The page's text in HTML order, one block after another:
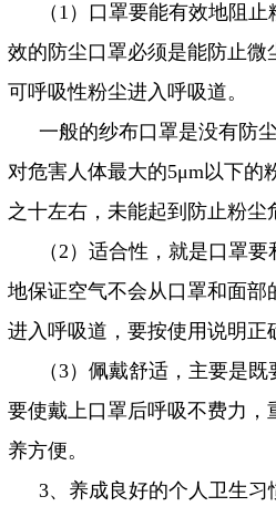
（ 1 ）口罩要能有效地阻
效的防尘口罩必须是能防止微
可呼吸性粉尘进入呼吸道。
一般的纱布口罩是没有防
对危害人体最大的5μm以下的
之十左右，未能起到防止粉尘
（2 ）适合性，就是口罩
地保证空气不会从口罩和面
进入呼吸道，要按使用说明正
（3）佩戴舒适，主要是
要使戴上口罩后呼吸不费力，
养方便。
3、养成良好的个人卫生习